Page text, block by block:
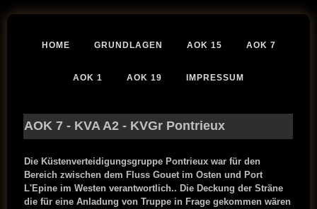
HOME GRUNDLAGEN AOK 15 AOK 7
AOK 1 AOK 19 IMPRESSUM
AOK 7 - KVA A2 - KVGr Pontrieux
Die Küstenverteidigungsgruppe Pontrieux war für den
Bereich zwischen dem Fluss Gouet im Osten und Port
L'Epine im Westen verantwortlich.. Die Deckung der Sträne
die für eine Anladung von Truppe in Frage gekommen wären